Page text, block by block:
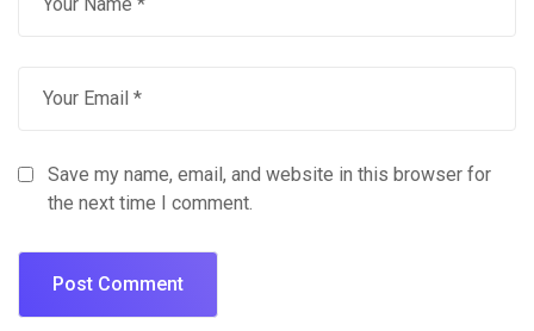
Save my name, email, and website in this browser for
the next time I comment.